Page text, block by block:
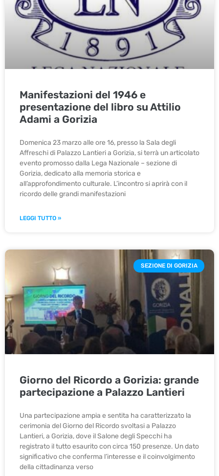
Manifestazioni del 1946 e
presentazione del libro su Attilio
Adami a Gorizia
Domenica 23 marzo alle ore 16, presso la Sala degli
Affreschi di Palazzo Lantieri a Gorizia, si terrà un articolato
evento promosso dalla Lega Nazionale – sezione di
Gorizia, dedicato alla memoria storica e
all’approfondimento culturale. L’incontro si aprirà con il
ricordo delle grandi manifestazioni
LEGGI TUTTO »
SEZIONE DI GORIZIA
Giorno del Ricordo a Gorizia: grande
partecipazione a Palazzo Lantieri
Una partecipazione ampia e sentita ha caratterizzato la
cerimonia del Giorno del Ricordo svoltasi a Palazzo
Lantieri, a Gorizia, dove il Salone degli Specchi ha
registrato il tutto esaurito con circa 150 presenze. Un dato
significativo che conferma l’interesse e il coinvolgimento
della cittadinanza verso